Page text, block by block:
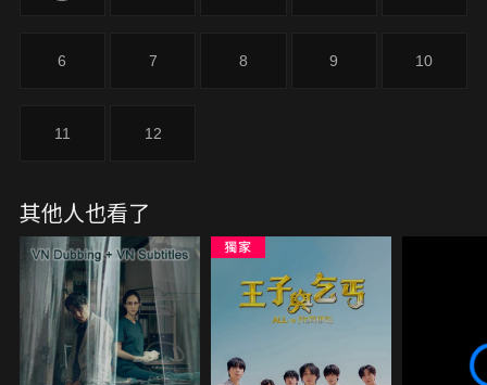
6 7 8 9 10
11 12
其他人也看了